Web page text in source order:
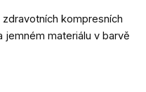
kompresních
jemném materiálu v barvě